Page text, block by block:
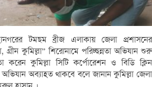
টমছম ব্রীজ এলাকায় জেলা প্রশাসনের
গ্রীন কুমিল্লা” শিরোনামে পরিচ্ছন্নতা অভিযান শুরু
কুমিল্লা সিটি কর্পোরেশন ও বিডি ক্লিন
অভিযান অব্যাহত থাকবে বলে জানান কুমিল্লা জেলা